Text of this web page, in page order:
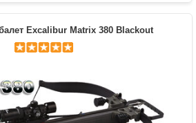
50.8 см (20 дюймов)
Коллиматорный прицел Vari-Zone Multi
Red Dot 3-х точечный, Кивер на 4 стрелы,
2.86
Охота
Excalibur Matrix 380 Blackout